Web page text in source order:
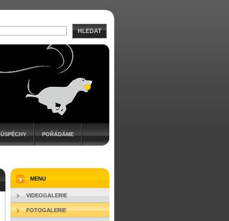
ÚSPĚCHY POŘÁDÁME
MENU
VIDEOGALERIE
FOTOGALERIE
HLEDAT